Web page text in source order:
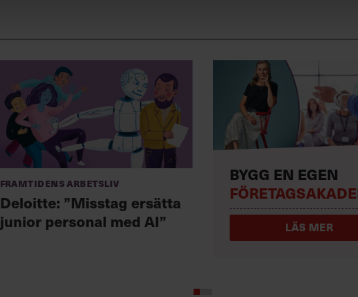
Framtidens arbetsliv
Deloitte: ”Misstag ersätta
junior personal med AI”
BYGG EN EGEN
LÄS MER